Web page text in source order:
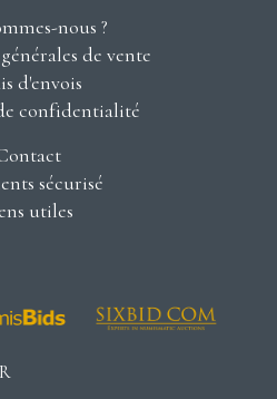
nous ?
de vente
d'envois
confidentialité
sécurisé
utiles